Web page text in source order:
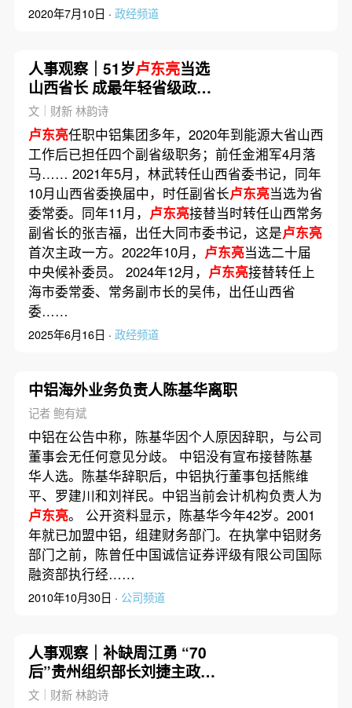
2020年7月10日 · 政经频道
人事观察｜51岁卢东亮当选
山西省长 成最年轻省级政府
一把手
文｜财新 林韵诗
卢东亮任职中铝集团多年，2020年到能源大省山西
工作后已担任四个副省级职务；前任金湘军4月落
马…… 2021年5月，林武转任山西省委书记，同年
10月山西省委换届中，时任副省长卢东亮当选为省
委常委。同年11月， 卢东亮接替当时转任山西常务
副省长的张吉福，出任大同市委书记，这是卢东亮
首次主政一方。2022年10月， 卢东亮当选二十届
中央候补委员。 2024年12月， 卢东亮接替转任上
海市委常委、常务副市长的吴伟，出任山西省
委……
2025年6月16日 · 政经频道
中铝海外业务负责人陈基华离职
记者 鲍有斌
中铝在公告中称，陈基华因个人原因辞职，与公司
董事会无任何意见分歧。 中铝没有宣布接替陈基
华人选。陈基华辞职后，中铝执行董事包括熊维
平、罗建川和刘祥民。中铝当前会计机构负责人为
卢东亮。 公开资料显示，陈基华今年42岁。2001
年就已加盟中铝，组建财务部门。在执掌中铝财务
部门之前，陈曾任中国诚信证券评级有限公司国际
融资部执行经……
2010年10月30日 · 公司频道
人事观察｜补缺周江勇 “70
后”贵州组织部长刘捷主政杭
州
文｜财新 林韵诗